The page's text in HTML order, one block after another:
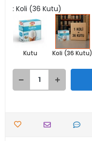
: Koli (36 Kutu)
Kutu Koli (36 Kutu)